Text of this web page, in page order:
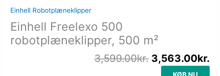
Einhell Robotplæneklipper
Einhell Freelexo 500
robotplæneklipper, 500 m²
3,599.00kr. 3,563.00kr.